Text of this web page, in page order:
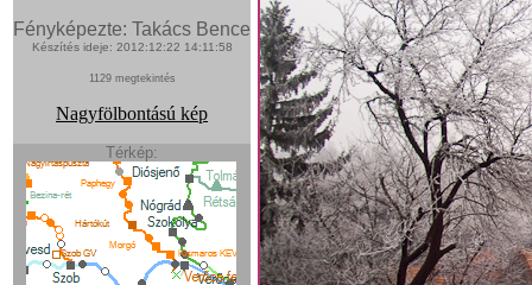
Fényképezte: Takács Bence
Készítés ideje: 2012:12:22 14:11:58
1129 megtekintés
Nagyfölbontású kép
Térkép: